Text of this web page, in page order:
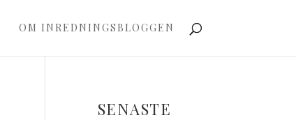
OM INREDNINGSBLOGGEN
SENASTE